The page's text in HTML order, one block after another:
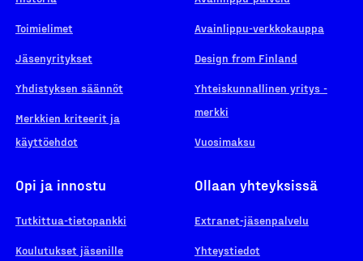
Toimielimet
Jäsenyritykset
Yhdistyksen säännöt
Merkkien kriteerit ja
käyttöehdot
Avainlippu-verkkokauppa
Design from Finland
Yhteiskunnallinen yritys -
merkki
Vuosimaksu
Opi ja innostu
Tutkittua-tietopankki
Koulutukset jäsenille
Ollaan yhteyksissä
Extranet-jäsenpalvelu
Yhteystiedot